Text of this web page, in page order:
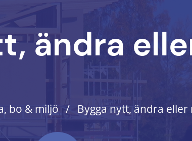
ändra
bo & miljö Bygga nytt, ändra eller